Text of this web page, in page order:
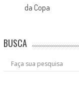
da Copa
BUSCA